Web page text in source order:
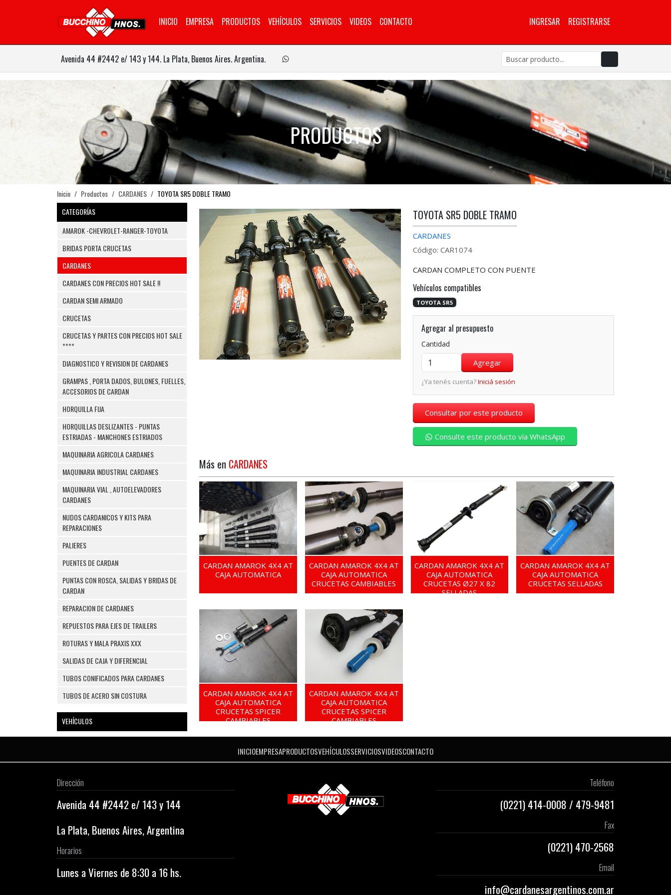
INICIO EMPRESA PRODUCTOS VEHÍCULOS SERVICIOS VIDEOS CONTACTO INGRESAR REGISTRARSE
Avenida 44 #2442 e/ 143 y 144. La Plata, Buenos Aires. Argentina.
PRODUCTOS
Inicio Productos CARDANES
TOYOTA SR5 DOBLE TRAMO
CATEGORÍAS
AMAROK -CHEVROLET-RANGER-TOYOTA
BRIDAS PORTA CRUCETAS
CARDANES
CARDANES CON PRECIOS HOT SALE !!
CARDAN SEMI ARMADO
CRUCETAS
CRUCETAS Y PARTES CON PRECIOS HOT SALE
****
DIAGNOSTICO Y REVISION DE CARDANES
GRAMPAS , PORTA DADOS, BULONES, FUELLES,
ACCESORIOS DE CARDAN
HORQUILLA FIJA
HORQUILLAS DESLIZANTES - PUNTAS
ESTRIADAS - MANCHONES ESTRIADOS
MAQUINARIA AGRICOLA CARDANES
MAQUINARIA INDUSTRIAL CARDANES
MAQUINARIA VIAL , AUTOELEVADORES
CARDANES
NUDOS CARDANICOS Y KITS PARA
REPARACIONES
PALIERES
PUENTES DE CARDAN
PUNTAS CON ROSCA, SALIDAS Y BRIDAS DE
CARDAN
REPARACION DE CARDANES
REPUESTOS PARA EJES DE TRAILERS
ROTURAS Y MALA PRAXIS XXX
SALIDAS DE CAJA Y DIFERENCIAL
TUBOS CONIFICADOS PARA CARDANES
TUBOS DE ACERO SIN COSTURA
VEHÍCULOS
TOYOTA SR5 DOBLE TRAMO
CARDANES
Código: CAR1074
CARDAN COMPLETO CON PUENTE
Vehículos compatibles
TOYOTA SR5
Agregar al presupuesto
Cantidad
¿Ya tenés cuenta?Iniciá sesión
Consultar por este producto
Consulte este producto vía WhatsApp
Más en CARDANES
CARDAN AMAROK 4X4 AT
CAJA AUTOMATICA
CARDAN AMAROK 4X4 AT
CAJA AUTOMATICA
CRUCETAS CAMBIABLES
CARDAN AMAROK 4X4 AT
CAJA AUTOMATICA
CRUCETAS Ø27 X 82
SELLADAS
CARDAN AMAROK 4X4 AT
CAJA AUTOMATICA
CRUCETAS SELLADAS
CARDAN AMAROK 4X4 AT
CAJA AUTOMATICA
CRUCETAS SPICER
CAMBIABLES
CARDAN AMAROK 4X4 AT
CAJA AUTOMATICA
CRUCETAS SPICER
CAMBIABLES
INICIOEMPRESAPRODUCTOSVEHÍCULOSSERVICIOSVIDEOSCONTACTO
Dirección
Avenida 44 #2442 e/ 143 y 144
La Plata, Buenos Aires, Argentina
Horarios
Lunes a Viernes de 8:30 a 16 hs.
Teléfono
(0221)414-0008 / 479-9481
Fax
(0221) 470-2568
Email
info@cardanesargentinos.com.ar